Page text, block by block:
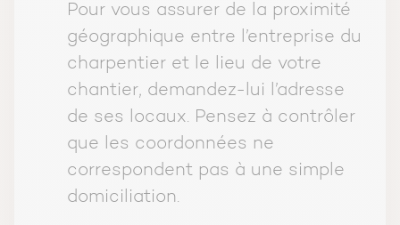
Pour vous assurer de la proximité
géographique entre l’entreprise du
charpentier et le lieu de votre
chantier, demandez-lui l’adresse
de ses locaux. Pensez à contrôler
que les coordonnées ne
correspondent pas à une simple
domiciliation.